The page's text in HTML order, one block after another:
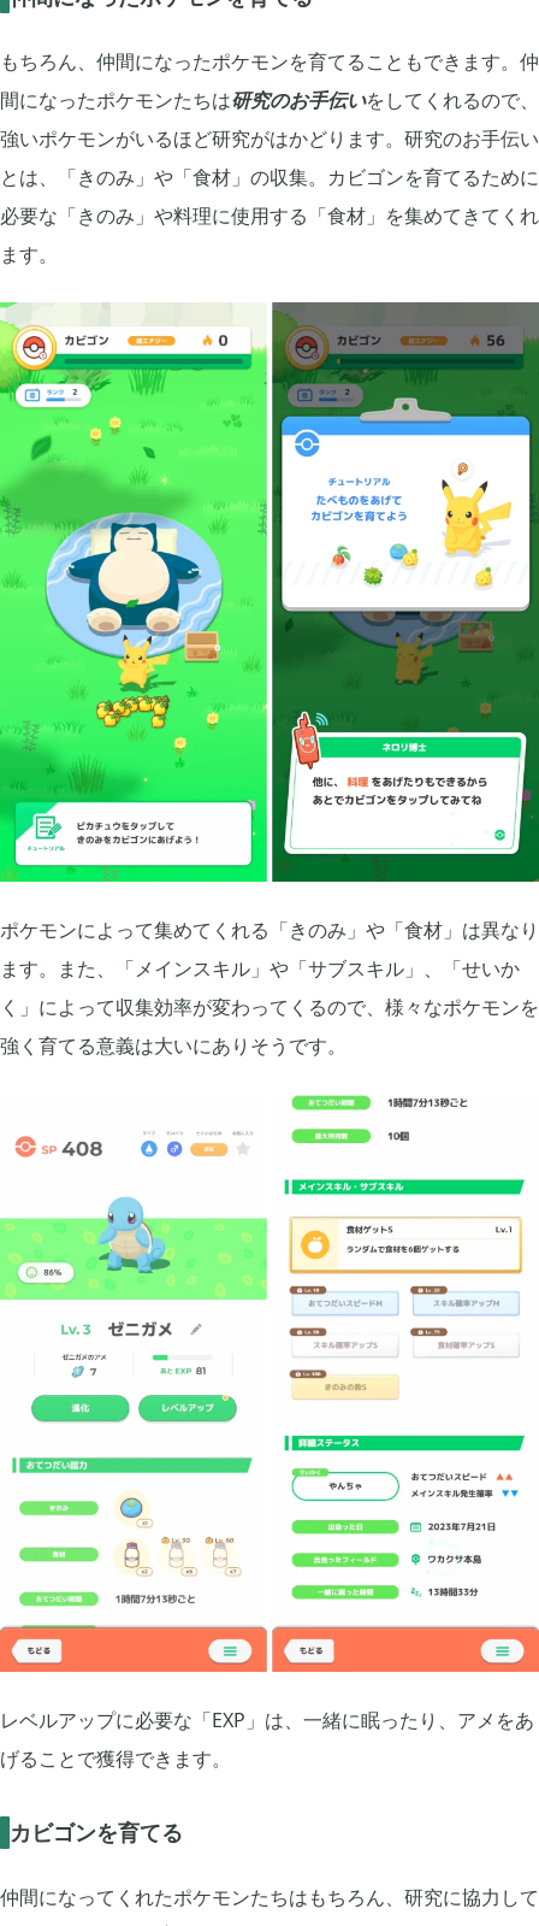
もちろん、仲間になったポケモンを育てることもできます。仲
間になったポケモンたちは研究のお手伝いをしてくれるので、
強いポケモンがいるほど研究がはかどります。研究のお手伝い
とは、「きのみ」や「食材」の収集。カビゴンを育てるために
必要な「きのみ」や料理に使用する「食材」を集めてきてくれ
ます。
ポケモンによって集めてくれる「きのみ」や「食材」は異なり
ます。また、「メインスキル」や「サブスキル」、「せいか
く」によって収集効率が変わってくるので、様々なポケモンを
強く育てる意義は大いにありそうです。
レベルアップに必要な「EXP」は、一緒に眠ったり、アメをあ
げることで獲得できます。
カビゴンを育てる
仲間になってくれたポケモンたちはもちろん、研究に協力して